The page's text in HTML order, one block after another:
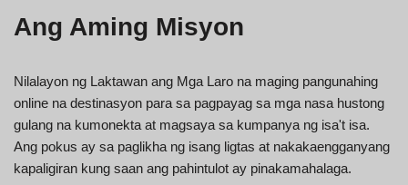
Ang Aming Misyon
Nilalayon ng Laktawan ang Mga Laro na maging pangunahing
online na destinasyon para sa pagpayag sa mga nasa hustong
gulang na kumonekta at magsaya sa kumpanya ng isa't isa.
Ang pokus ay sa paglikha ng isang ligtas at nakakaengganyang
kapaligiran kung saan ang pahintulot ay pinakamahalaga.